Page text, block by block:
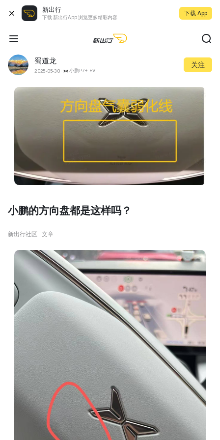
新出行
下载 新出行App 浏览更多精彩内容
下载 App
蜀道龙
2025-05-30 小鹏P7+ EV
关注
小鹏的方向盘都是这样吗？
新出行社区 · 文章